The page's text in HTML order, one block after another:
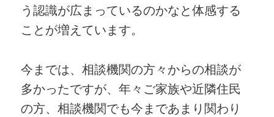
う認識が広まっているのかなと体感する
ことが増えています。
今までは、相談機関の方々からの相談が
多かったですが、年々ご家族や近隣住民
の方、相談機関でも今まであまり関わり